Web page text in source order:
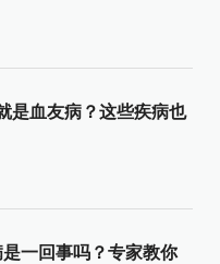
是血友病？这些疾病也
是一回事吗？专家教你